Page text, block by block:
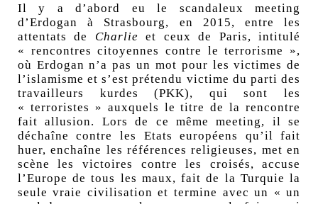
Il y a d’abord eu le scandaleux meeting
d’Erdogan à Strasbourg, en 2015, entre les
attentats de Charlieet ceux de Paris, intitulé
« rencontres citoyennes contre le terrorisme »,
où Erdogan n’a pas un mot pour les victimes de
l’islamisme et s’est prétendu victime du parti des
travailleurs kurdes (PKK), qui sont les
« terroristes » auxquels le titre de la rencontre
fait allusion. Lors de ce même meeting, il se
déchaîne contre les Etats européens qu’il fait
huer, enchaîne les références religieuses, met en
scène les victoires contre les croisés, accuse
l’Europe de tous les maux, fait de la Turquie la
seule vraie civilisation et termine avec un « un